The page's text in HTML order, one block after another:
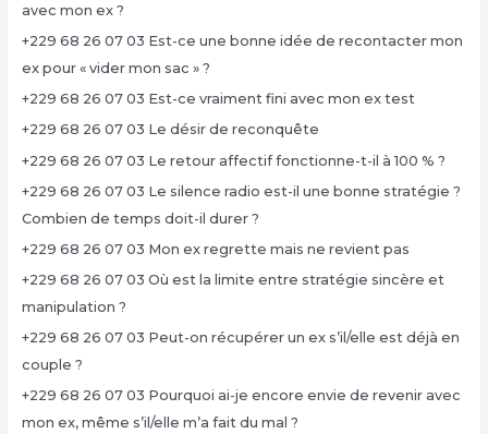
avec mon ex ?
+229 68 26 07 03 Est-ce une bonne idée de recontacter mon
ex pour « vider mon sac » ?
+229 68 26 07 03 Est-ce vraiment fini avec mon ex test
+229 68 26 07 03 Le désir de reconquête
+229 68 26 07 03 Le retour affectif fonctionne-t-il à 100 % ?
+229 68 26 07 03 Le silence radio est-il une bonne stratégie ?
Combien de temps doit-il durer ?
+229 68 26 07 03 Mon ex regrette mais ne revient pas
+229 68 26 07 03 Où est la limite entre stratégie sincère et
manipulation ?
+229 68 26 07 03 Peut-on récupérer un ex s’il/elle est déjà en
couple ?
+229 68 26 07 03 Pourquoi ai-je encore envie de revenir avec
mon ex, même s’il/elle m’a fait du mal ?